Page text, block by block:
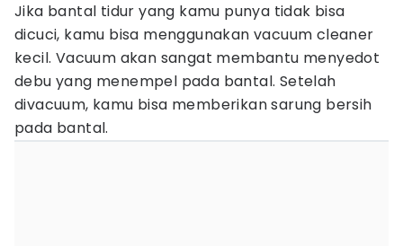
Jika bantal tidur yang kamu punya tidak bisa
dicuci, kamu bisa menggunakan vacuum cleaner
kecil. Vacuum akan sangat membantu menyedot
debu yang menempel pada bantal. Setelah
divacuum, kamu bisa memberikan sarung bersih
pada bantal.